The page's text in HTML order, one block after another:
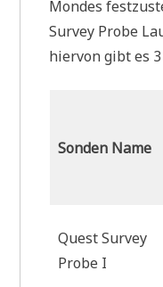
Mondes
Survey Probe
hiervon gibt es
Sonden Name
Quest Survey
Probe I